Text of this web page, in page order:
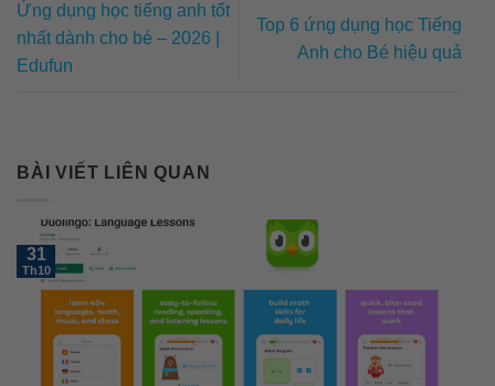
Ứng dụng học tiếng anh tốt
nhất dành cho bé – 2026 |
Edufun
Top 6 ứng dụng học Tiếng
Anh cho Bé hiệu quả
BÀI VIẾT LIÊN QUAN
31
Th10